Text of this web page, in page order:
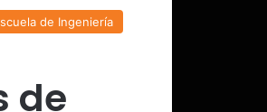
de Ingeniería
de